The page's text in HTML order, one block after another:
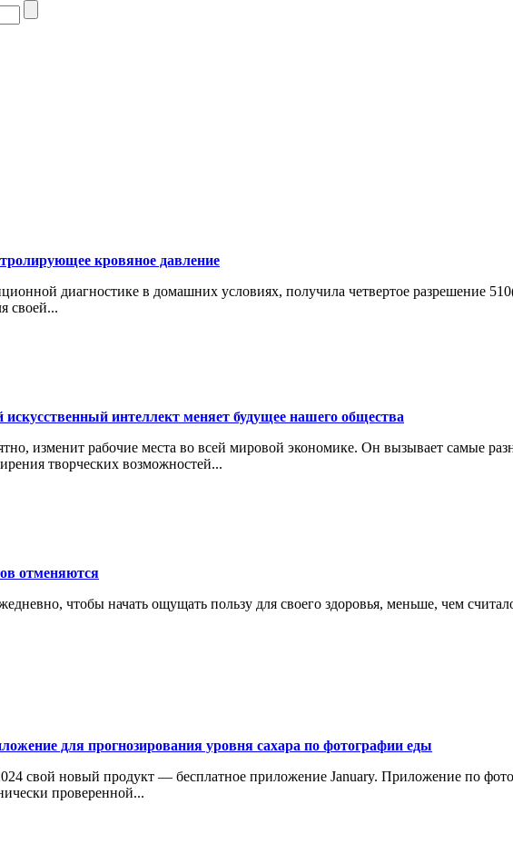
кровяное давление
диагностике в домашних условиях, получила четвертое разрешение
своей...
интеллект меняет будущее нашего общества
изменит рабочие места во всей мировой экономике. Он вызывает самые
творческих возможностей...
отменяются
чтобы начать ощущать пользу для своего здоровья, меньше, чем
для прогнозирования уровня сахара по фотографии еды
свой новый продукт — бесплатное приложение January. Приложение по
проверенной...